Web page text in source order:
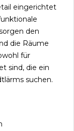
eingerichtet
den
die Räume
für
sind, die ein
suchen.